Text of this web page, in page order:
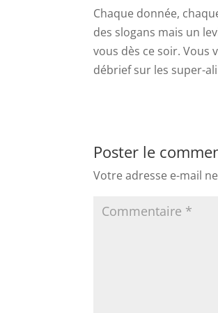
Chaque donnée,
des slogans mais un
vous dès ce soir. Vous
débrief sur les super-
Poster le
Votre adresse e-mail